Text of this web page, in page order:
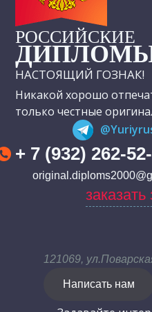
РОССИЙСКИЕ
НАСТОЯЩИЙ ГОЗНАК!
Никакой хорошо
только честные
+ 7 (932) 262-
заказать
121069,
Написать нам